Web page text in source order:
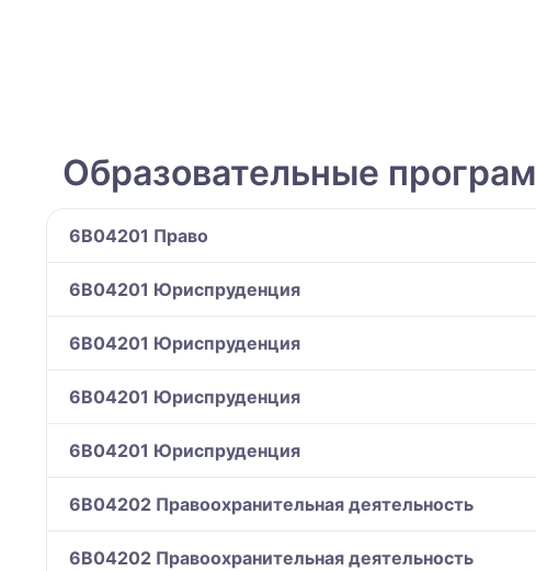
Образовательные
6B04201 Право
6B04201 Юриспруденция
6B04201 Юриспруденция
6B04201 Юриспруденция
6B04201 Юриспруденция
6B04202 Правоохранительная деятельность
6B04202 Правоохранительная деятельность